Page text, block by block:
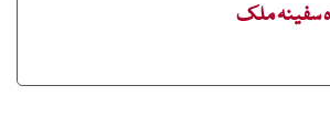
سفینہ ملک